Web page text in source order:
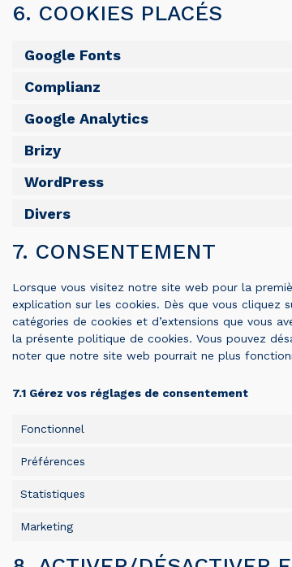
6. COOKIES PLACÉS
Google Fonts
Complianz
Google Analytics
Brizy
WordPress
Divers
7. CONSENTEMENT
Lorsque vous visitez notre site web pour la
explication sur les cookies. Dès que vous cliquez
catégories de cookies et d’extensions que vous
la présente politique de cookies. Vous pouvez
noter que notre site web pourrait ne plus
7.1 Gérez vos réglages de consentement
Fonctionnel
Préférences
Statistiques
Marketing